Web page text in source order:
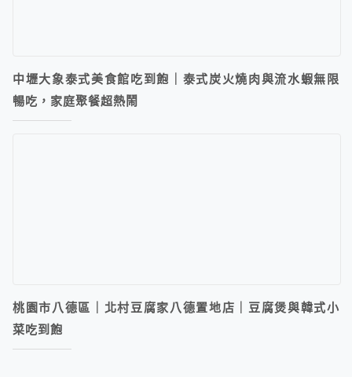
中壢大象泰式美食館吃到飽｜泰式炭火燒肉與流水蝦無限
暢吃，家庭聚餐超熱鬧
桃園市八德區｜北村豆腐家八德置地店｜豆腐煲與韓式小
菜吃到飽